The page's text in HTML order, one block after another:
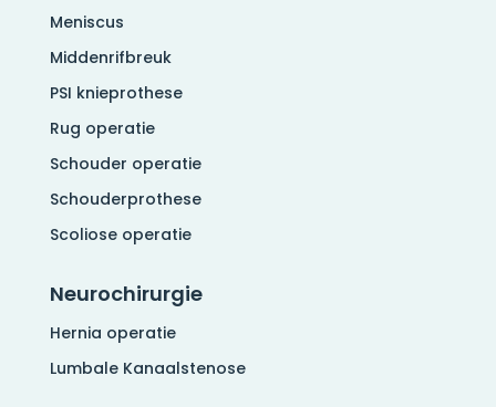
Meniscus
Middenrifbreuk
PSI knieprothese
Rug operatie
Schouder operatie
Schouderprothese
Scoliose operatie
Neurochirurgie
Hernia operatie
Lumbale Kanaalstenose